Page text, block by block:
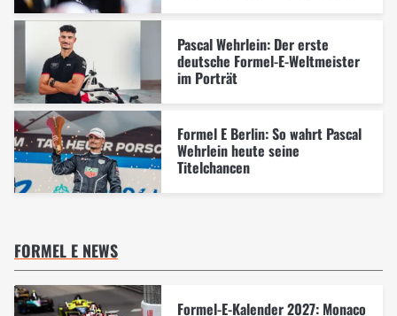
Pascal Wehrlein: Der erste
deutsche Formel-E-Weltmeister
im Porträt
Formel E Berlin: So wahrt Pascal
Wehrlein heute seine
Titelchancen
FORMEL E NEWS
Formel-E-Kalender 2027: Monaco